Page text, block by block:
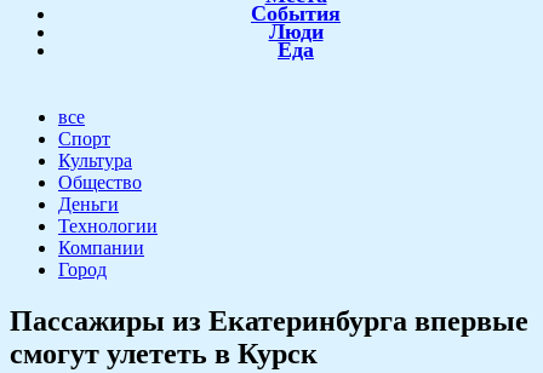
События
Люди
Еда
все
Спорт
Культура
Общество
Деньги
Технологии
Компании
Город
​Пассажиры из Екатеринбурга впервые
смогут улететь в Курск